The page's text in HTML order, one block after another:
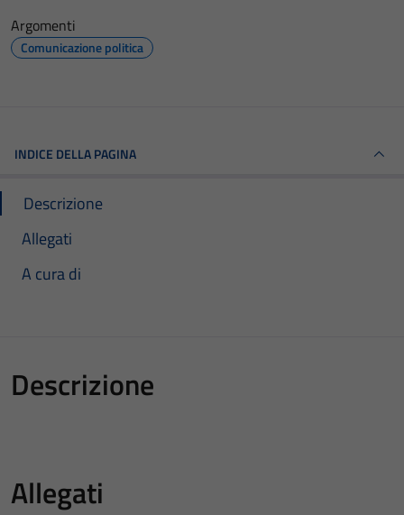
Argomenti
Comunicazione politica
INDICE DELLA PAGINA
Descrizione
Allegati
A cura di
Descrizione
Allegati